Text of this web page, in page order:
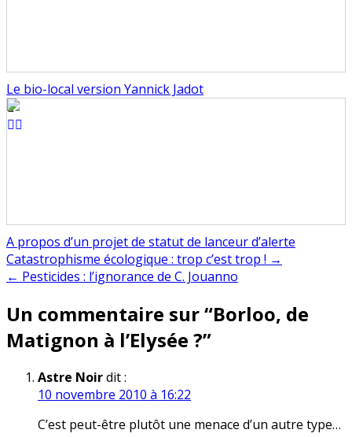
Le bio-local version Yannick Jadot
A propos d’un projet de statut de lanceur d’alerte
Navigation
de
l’article
Catastrophisme écologique : trop c’est trop ! →
← Pesticides : l’ignorance de C. Jouanno
Un commentaire sur “Borloo, de
Matignon à l’Elysée ?”
Astre Noirdit :
10 novembre 2010 à 16:22
C’est peut-être plutôt une menace d’un autre type…